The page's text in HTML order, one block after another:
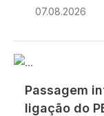
07.08.2026
Imagem
Passagem
ligação do